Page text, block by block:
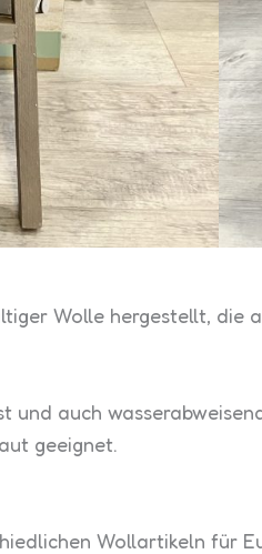
Wolle hergestellt,
und auch
geeignet.
Wollartikeln für